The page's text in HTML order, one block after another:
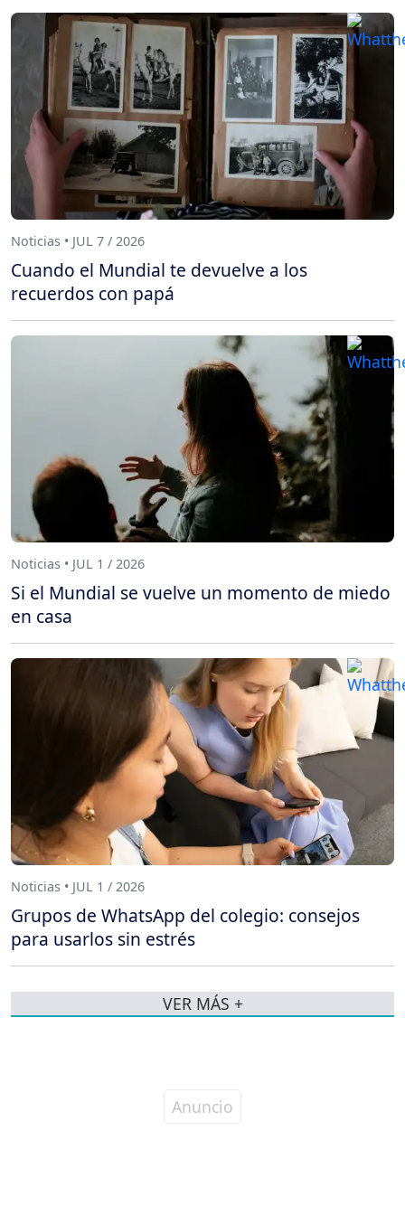
Noticias • JUL 7 / 2026
Cuando el Mundial te devuelve a los
recuerdos con papá
Noticias • JUL 1 / 2026
Si el Mundial se vuelve un momento de miedo
en casa
Noticias • JUL 1 / 2026
Grupos de WhatsApp del colegio: consejos
para usarlos sin estrés
VER MÁS +